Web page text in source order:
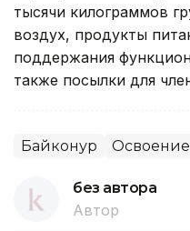
тысячи килограммов
воздух, продукты
поддержания
также посылки для
Байконур
без автора
Автор